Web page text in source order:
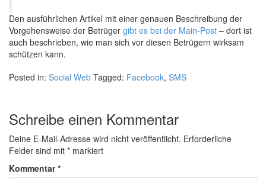
Den ausführlichen Artikel mit einer genauen Beschreibung der
Vorgehensweise der Betrüger gibt es bei der Main-Post – dort ist
auch beschrieben, wie man sich vor diesen Betrügern wirksam
schützen kann.
Posted in: Social Web Tagged: Facebook, SMS
Schreibe einen Kommentar
Deine E-Mail-Adresse wird nicht veröffentlicht. Erforderliche
Felder sind mit * markiert
Kommentar*